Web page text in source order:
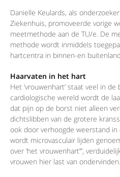
Danielle Keulards, als
Ziekenhuis, promoveerde vorige
meetmethode aan de TU/e. De
methode wordt inmiddels
hartcentra in binnen-en
Haarvaten in het hart
Het ‘vrouwenhart’ staat veel in
cardiologische wereld wordt de
dat pijn op de borst niet alleen
dichtslibben van de grotere
ook door verhoogde weerstand
wordt microvasculair lijden
over ‘het vrouwenhart’”,
vrouwen hier last van